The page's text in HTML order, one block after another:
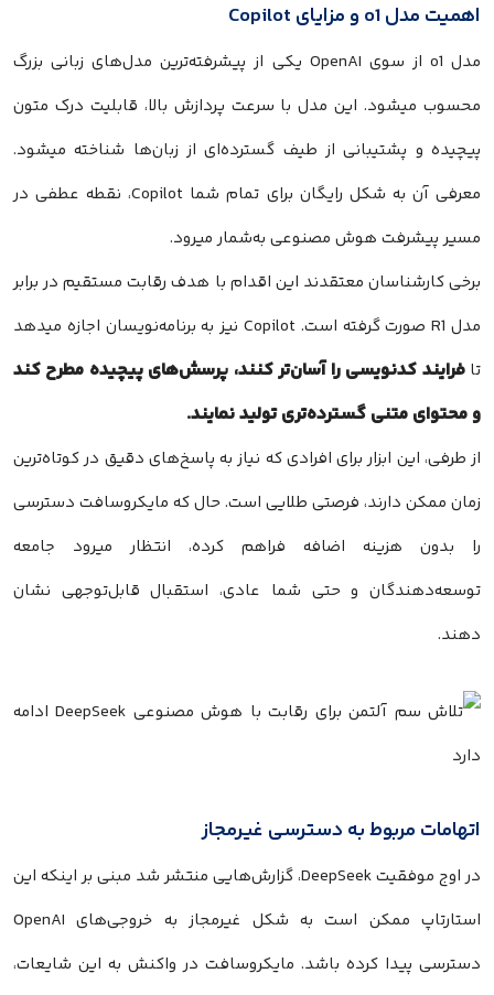
اهمیت مدل o1 و مزایای Copilot
مدل o1 از سوی OpenAI یکی از پیشرفته‌ترین مدل‌های زبانی بزرگ
محسوب میشود. این مدل با سرعت پردازش بالا، قابلیت درک متون
پیچیده و پشتیبانی از طیف گسترده‌ای از زبان‌ها شناخته میشود.
معرفی آن به شکل رایگان برای تمام شما Copilot، نقطه عطفی در
مسیر پیشرفت هوش مصنوعی به‌شمار میرود.
برخی کارشناسان معتقدند این اقدام با هدف رقابت مستقیم در برابر
مدل R1 صورت گرفته است. Copilot نیز به برنامه‌نویسان اجازه میدهد
تا فرایند کدنویسی را آسان‌تر کنند، پرسش‌های پیچیده مطرح کند
و محتوای متنی گسترده‌تری تولید نمایند.
از طرفی، این ابزار برای افرادی که نیاز به پاسخ‌های دقیق در کوتاه‌ترین
زمان ممکن دارند، فرصتی طلایی است. حال که مایکروسافت دسترسی
را بدون هزینه اضافه فراهم کرده، انتظار میرود جامعه
توسعه‌دهندگان و حتی شما عادی، استقبال قابل‌توجهی نشان
دهند.
اتهامات مربوط به دسترسی غیرمجاز
در اوج موفقیت DeepSeek، گزارش‌هایی منتشر شد مبنی بر اینکه این
استارتاپ ممکن است به شکل غیرمجاز به خروجی‌های OpenAI
دسترسی پیدا کرده باشد. مایکروسافت در واکنش به این شایعات،